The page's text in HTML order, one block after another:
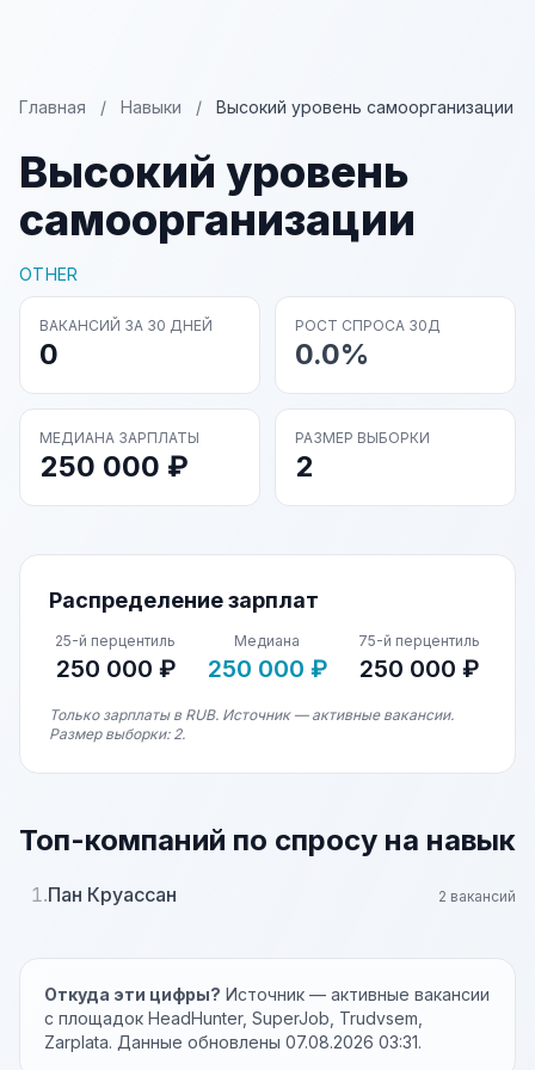
Главная / Навыки / Высокий уровень самоорганизации
Высокий уровень
самоорганизации
OTHER
ВАКАНСИЙ ЗА 30 ДНЕЙ
0
РОСТ СПРОСА 30Д
0.0%
МЕДИАНА ЗАРПЛАТЫ
250 000 ₽
РАЗМЕР ВЫБОРКИ
2
Распределение зарплат
25-й перцентиль
250 000 ₽
Медиана
250 000 ₽
75-й перцентиль
250 000 ₽
Только зарплаты в RUB. Источник — активные вакансии.
Размер выборки: 2.
Топ-компаний по спросу на навык
1.Пан Круассан 2 вакансий
Откуда эти цифры? Источник — активные вакансии
с площадок HeadHunter, SuperJob, Trudvsem,
Zarplata. Данные обновлены 07.08.2026 03:31.